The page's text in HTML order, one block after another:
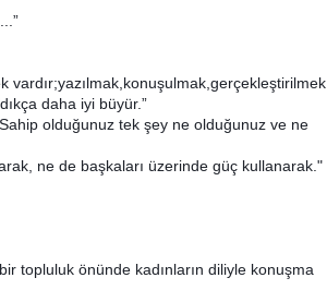
daha iyi büyür.”
olduğunuz tek şey ne olduğunuz ve ne
ne de başkaları üzerinde güç kullanarak."
topluluk önünde kadınların diliyle konuşma